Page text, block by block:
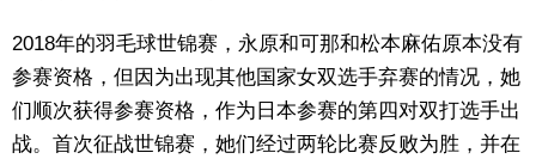
2018年的羽毛球世锦赛，永原和可那和松本麻佑原本没有
参赛资格，但因为出现其他国家女双选手弃赛的情况，她
们顺次获得参赛资格，作为日本参赛的第四对双打选手出
战。首次征战世锦赛，她们经过两轮比赛反败为胜，并在